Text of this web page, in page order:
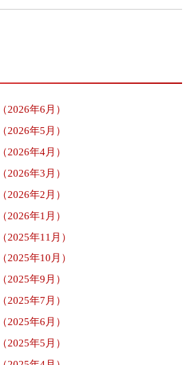
2026年6月）
2026年5月）
2026年4月）
2026年3月）
2026年2月）
2026年1月）
2025年11月）
2025年10月）
2025年9月）
2025年7月）
2025年6月）
2025年5月）